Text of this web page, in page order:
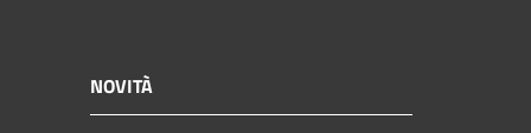
NOVITÀ